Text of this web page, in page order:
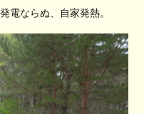
電ならぬ、自家発熱。